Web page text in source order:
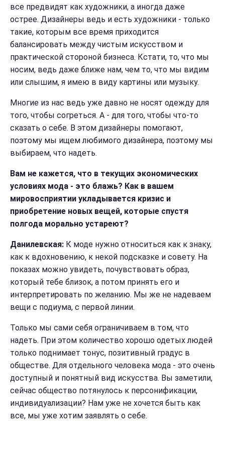
все предвидят как художники, а иногда даже
острее. Дизайнеры ведь и есть художники - только
такие, которым все время приходится
балансировать между чистым искусством и
практической стороной бизнеса. Кстати, то, что мы
носим, ведь даже ближе нам, чем то, что мы видим
или слышим, я имею в виду картины или музыку.
Многие из нас ведь уже давно не носят одежду для
того, чтобы согреться. А - для того, чтобы что-то
сказать о себе. В этом дизайнеры помогают,
поэтому мы ищем любимого дизайнера, поэтому мы
выбираем, что надеть.
Вам не кажется, что в текущих экономических
условиях мода - это блажь? Как в вашем
мировосприятии укладывается кризис и
приобретение новых вещей, которые спустя
полгода морально устареют?
Данилевская: К моде нужно относиться как к знаку,
как к вдохновению, к некой подсказке и совету. На
показах можно увидеть, почувствовать образ,
который тебе близок, а потом принять его и
интерпретировать по желанию. Мы же не надеваем
вещи с подиума, с первой линии.
Только мы сами себя ограничиваем в том, что
надеть. При этом количество хорошо одетых людей
только поднимает тонус, позитивный градус в
обществе. Для отдельного человека мода - это очень
доступный и понятный вид искусства. Вы заметили,
сейчас общество потянулось к персонификации,
индивидуализации? Нам уже не хочется быть как
все, мы уже хотим заявлять о себе.